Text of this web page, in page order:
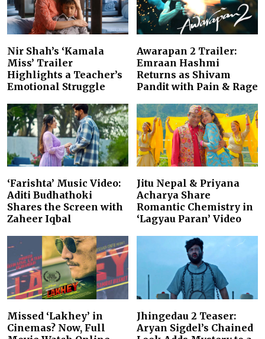
Nir Shah’s ‘Kamala
Miss’ Trailer
Highlights a Teacher’s
Emotional Struggle
Awarapan 2 Trailer:
Emraan Hashmi
Returns as Shivam
Pandit with Pain & Rage
‘Farishta’ Music Video:
Aditi Budhathoki
Shares the Screen with
Zaheer Iqbal
Jitu Nepal & Priyana
Acharya Share
Romantic Chemistry in
‘Lagyau Paran’ Video
Missed ‘Lakhey’ in
Cinemas? Now, Full
Jhingedau 2 Teaser:
Aryan Sigdel’s Chained